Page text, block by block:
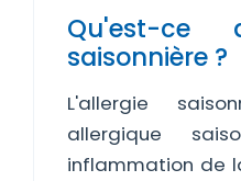
Qu'est-ce
saisonnière ?
L'allergie
allergique
inflammation de